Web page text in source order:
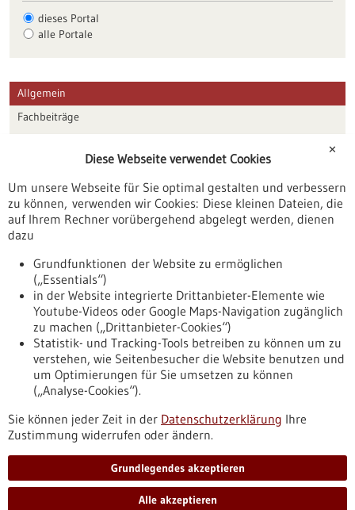
dieses Portal
alle Portale
Allgemein
Fachbeiträge
Veranstaltungen
Erscheinungsdatum
Nach oben
Informiert bleiben
Newsletter abonnieren
✕
Diese Webseite verwendet Cookies
Um unsere Webseite für Sie optimal gestalten und verbessern
zu können, verwenden wir Cookies: Diese kleinen Dateien, die
auf Ihrem Rechner vorübergehend abgelegt werden, dienen
dazu
Grundfunktionen der Website zu ermöglichen
(„Essentials“)
in der Website integrierte Drittanbieter-Elemente wie
Youtube-Videos oder Google Maps-Navigation zugänglich
zu machen („Drittanbieter-Cookies“)
Statistik- und Tracking-Tools betreiben zu können um zu
verstehen, wie Seitenbesucher die Website benutzen und
um Optimierungen für Sie umsetzen zu können
(„Analyse-Cookies“).
Sie können jeder Zeit in der Datenschutzerklärung Ihre
Zustimmung widerrufen oder ändern.
Grundlegendes akzeptieren
Alle akzeptieren